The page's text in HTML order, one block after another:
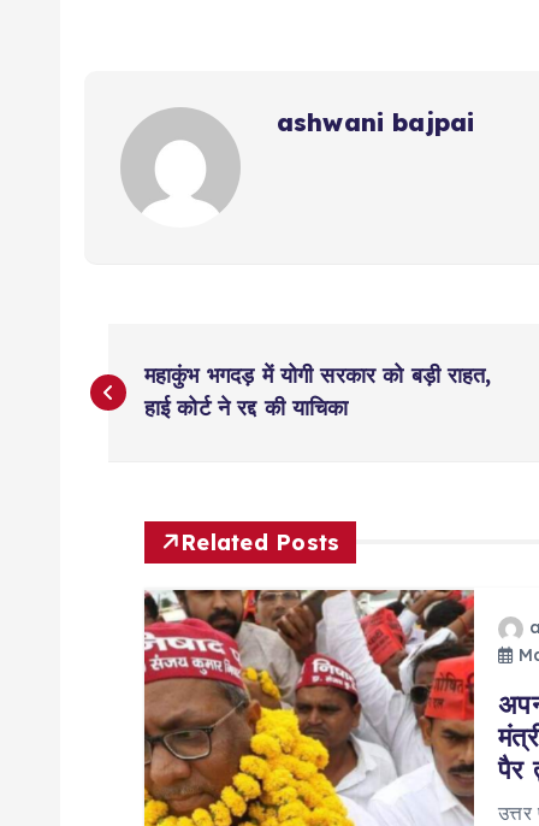
ashwani bajpai
P
o
महाकुंभ भगदड़ में योगी सरकार को बड़ी राहत,
हाई कोर्ट ने रद्द की याचिका
Related Posts
पैर